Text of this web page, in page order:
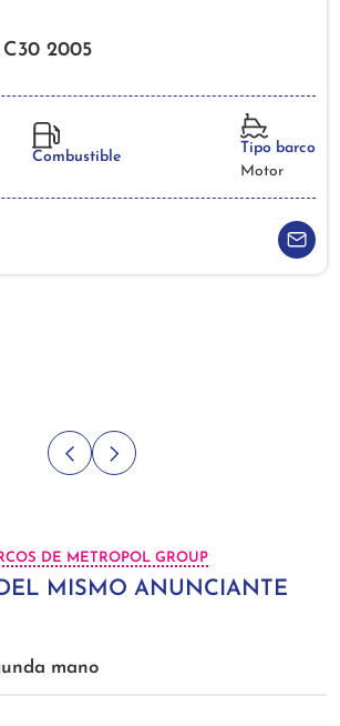
C30 2005
Combustible
Tipo barco
Motor
DE METROPOL GROUP
MISMO ANUNCIANTE
mano